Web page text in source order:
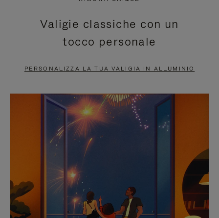
PAUSA,
PREMERE
METTERLO
PAUSA
PREMI
PER
ATTIVARE
Valigie classiche con un
tocco personale
PERSONALIZZA LA TUA VALIGIA IN ALLUMINIO